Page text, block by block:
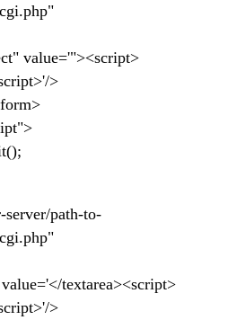
value='"><script>
>
path-to-
textarea><script>
>